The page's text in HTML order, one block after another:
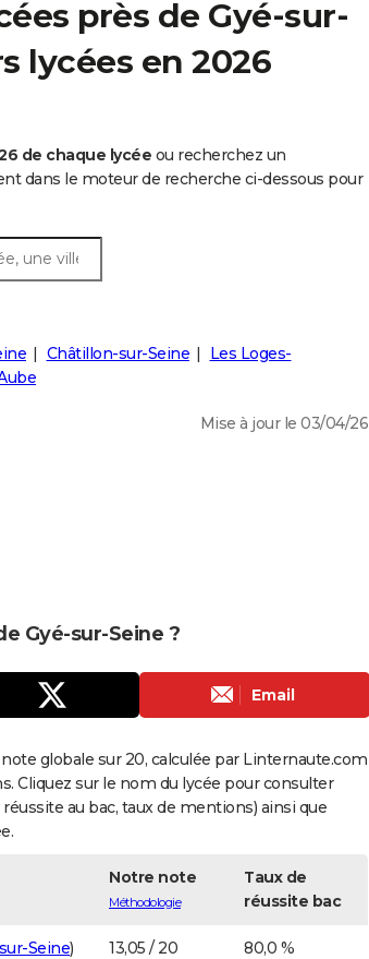
près de Gyé-sur-
lycées en 2026
de chaque lycée ou recherchez un
dans le moteur de recherche ci-dessous pour
Châtillon-sur-Seine
Les Loges-
Mise à jour le 03/04/26
Gyé-sur-Seine ?
Email
globale sur 20, calculée par Linternaute.com
Cliquez sur le nom du lycée pour consulter
au bac, taux de mentions) ainsi que
Notre note
Méthodologie
Taux de
réussite bac
Seine) 13,05 / 20 80,0 %